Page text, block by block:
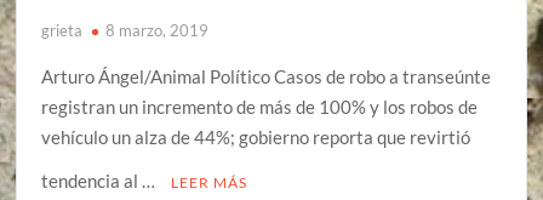
grieta 8 marzo, 2019
Arturo Ángel/Animal Político Casos de robo a transeúnte
registran un incremento de más de 100% y los robos de
vehículo un alza de 44%; gobierno reporta que revirtió
tendencia al …
LEER MÁS